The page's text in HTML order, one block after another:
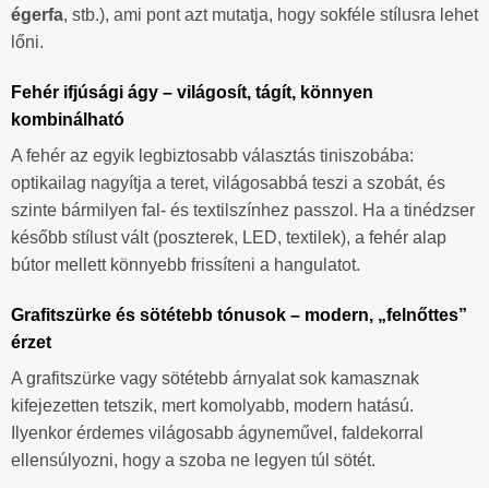
égerfa, stb.), ami pont azt mutatja, hogy sokféle stílusra lehet
lőni.
Fehér ifjúsági ágy – világosít, tágít, könnyen
kombinálható
A fehér az egyik legbiztosabb választás tiniszobába:
optikailag nagyítja a teret, világosabbá teszi a szobát, és
szinte bármilyen fal- és textilszínhez passzol. Ha a tinédzser
később stílust vált (poszterek, LED, textilek), a fehér alap
bútor mellett könnyebb frissíteni a hangulatot.
Grafitszürke és sötétebb tónusok – modern, „felnőttes”
érzet
A grafitszürke vagy sötétebb árnyalat sok kamasznak
kifejezetten tetszik, mert komolyabb, modern hatású.
Ilyenkor érdemes világosabb ágyneművel, faldekorral
ellensúlyozni, hogy a szoba ne legyen túl sötét.